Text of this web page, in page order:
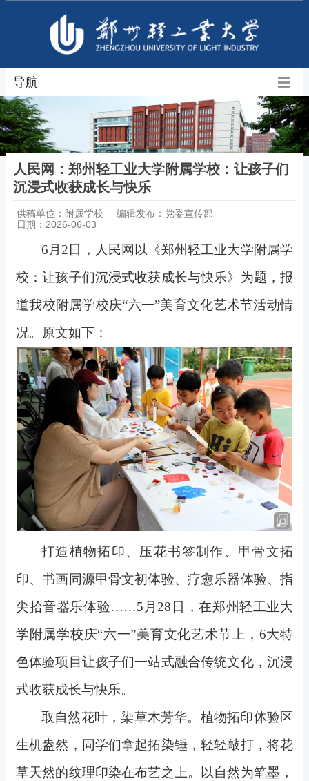
导航
人民网：郑州轻工业大学附属学校：让孩子们
沉浸式收获成长与快乐
供稿单位：附属学校
编辑发布：党委宣传部
日期：2026-06-03
6月2日，人民网以《郑州轻工业大学附属学
校：让孩子们沉浸式收获成长与快乐》为题，报
道我校附属学校庆“六一”美育文化艺术节活动情
况。原文如下：
打造植物拓印、压花书签制作、甲骨文拓
印、书画同源甲骨文初体验、疗愈乐器体验、指
尖拾音器乐体验……5月28日，在郑州轻工业大
学附属学校庆“六一”美育文化艺术节上，6大特
色体验项目让孩子们一站式融合传统文化，沉浸
式收获成长与快乐。
取自然花叶，染草木芳华。植物拓印体验区
生机盎然，同学们拿起拓染锤，轻轻敲打，将花
草天然的纹理印染在布艺之上。以自然为笔墨，